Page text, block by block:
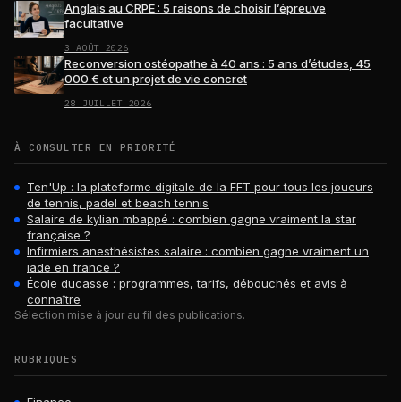
Anglais au CRPE : 5 raisons de choisir l’épreuve
facultative
3 AOÛT 2026
Reconversion ostéopathe à 40 ans : 5 ans d’études, 45
000 € et un projet de vie concret
28 JUILLET 2026
À CONSULTER EN PRIORITÉ
Ten'Up : la plateforme digitale de la FFT pour tous les joueurs
de tennis, padel et beach tennis
Salaire de kylian mbappé : combien gagne vraiment la star
française ?
Infirmiers anesthésistes salaire : combien gagne vraiment un
iade en france ?
École ducasse : programmes, tarifs, débouchés et avis à
connaître
Sélection mise à jour au fil des publications.
RUBRIQUES